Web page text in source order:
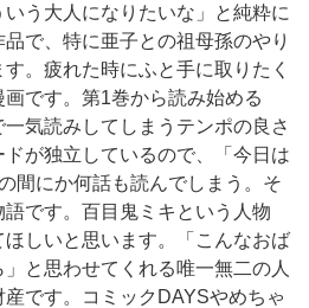
う大人になりたいな」と純粋に
で、特に亜子との祖母孫のやり
。疲れた時にふと手に取りたく
です。第1巻から読み始める
気読みしてしまうテンポの良さ
が独立しているので、「今日は
間にか何話も読んでしまう。そ
です。百目鬼ミキという人物
しいと思います。「こんなおば
と思わせてくれる唯一無二の人
です。コミックDAYSやめちゃ